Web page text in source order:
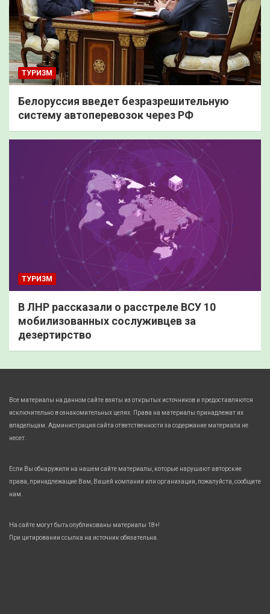
ТУРИЗМ
Белоруссия введет безразрешительную
систему автоперевозок через РФ
ТУРИЗМ
В ЛНР рассказали о расстреле ВСУ 10
мобилизованных сослуживцев за
дезертирство
Все материалы на данном сайте взяты из открытых источников и предоставляются
исключительно в ознакомительных целях. Права на материалы принадлежат их
владельцам. Администрация сайта ответственности за содержание материала не
несет.
Если Вы обнаружили на нашем сайте материалы, которые нарушают авторские
права, принадлежащие Вам, Вашей компании или организации, пожалуйста, сообщите
нам.
На сайте могут быть опубликованы материалы 18+!
При цитировании ссылка на источник обязательна.